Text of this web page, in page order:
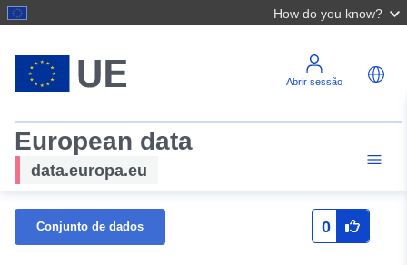
How do you know?
Abrir sessão
European data
data.europa.eu
Conjunto de dados 0